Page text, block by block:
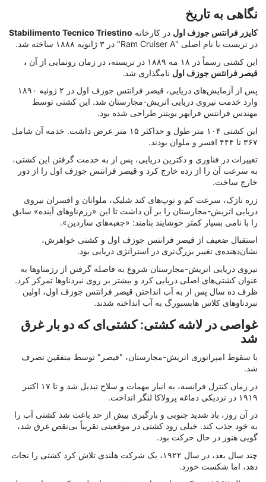
نگاهی به تاریخ
کایزر فرانتس جوزف اول در کارخانه Stabilimento Tecnico Triestino
در تریست با نام اصلی "Ram Cruiser A" در ۳ ژانویه ۱۸۸۸ ساخته شد.
این کشتی رسماً در ۱۸ مه ۱۸۸۹ در تریسته، در زمان رونمایی از آن
،
قیصر فرانتس جوزف اول نامگذاری شد.
پس از آزمایش‌های دریایی، قیصر فرانتس جوزف اول در ۲ ژوئیه ۱۸۹۰
وارد خدمت نیروی دریایی اتریش-مجارستان شد. این کشتی توسط
مهندس فرانتس فرایهر یوپتنر طراحی شده بود.
این کشتی ۱۰۴ متر طول و حداکثر ۱۵ متر عرض داشت. خدمه آن شامل
۳۶۷ تا ۴۴۴ افسر و ملوان بودند.
تغییرات در فناوری و دکترین دریایی، پس از به خدمت گرفتن این کشتی،
به سرعت آن را از رده خارج کرد و قیصر فرانتس جوزف اول را از دور
خارج ساخت.
زره نازک، سرعت کم و توپ‌های کند شلیک، ملوانان و افسران نیروی
دریایی اتریش-مجارستان را بر آن داشت تا این «رزم‌ناوهای آینده» سابق
را با نامی بسیار کمتر خوشایند بنامند: «جعبه‌های ساردین».
استقبال ضعیف از قیصر فرانتس جوزف اول و کشتی خواهرش،
نشان‌دهنده‌ی تغییر بزرگ‌تری در استراتژی دریایی بود.
نیروی دریایی اتریش-مجارستان شروع به فاصله گرفتن از رزمناوها به
عنوان کشتی‌های اصلی دریایی کرد و بیشتر بر روی نبردناوها تمرکز کرد.
ظرف ده سال پس از به آب انداختن قیصر فرانتس جوزف اول، اولین
نبردناوهای کلاس هابسبورگ به آب انداخته شدند.
غواصی در لاشه کشتی: کشتی‌ای که دو بار غرق
شد
با سقوط امپراتوری اتریش-مجارستان، "قیصر" توسط متفقین تصرف
شد.
در زمان کنترل فرانسه، به انبار مهمات و سلاح تبدیل شد و تا ۱۷ اکتبر
۱۹۱۹ در نزدیکی دماغه پرولاکا لنگر انداخت.
در آن روز، باد شدید جنوبی و بارگیری بیش از حد باعث شد کشتی آب را
به خود جذب کند. خیلی زود کشتی در موقعیتی تقریباً بی‌نقص غرق شد،
گویی هنوز در حال حرکت بود.
چند سال بعد، در سال ۱۹۲۲، یک شرکت هلندی تلاش کرد کشتی را نجات
دهد، اما شکست خورد.